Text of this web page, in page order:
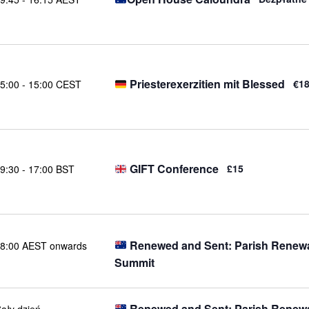
- 15:00 CEST Priesterexerzitien mit Blessed
- 17:00 BST GIFT Conference £15
AEST onwards
Renewed and Sent: Parish
Summit